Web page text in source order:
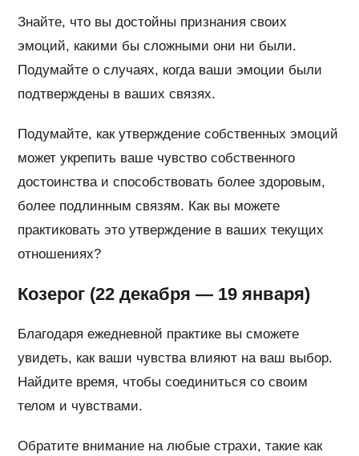
Знайте, что вы достойны признания своих
эмоций, какими бы сложными они ни были.
Подумайте о случаях, когда ваши эмоции были
подтверждены в ваших связях.
Подумайте, как утверждение собственных эмоций
может укрепить ваше чувство собственного
достоинства и способствовать более здоровым,
более подлинным связям. Как вы можете
практиковать это утверждение в ваших текущих
отношениях?
Козерог (22 декабря — 19 января)
Благодаря ежедневной практике вы сможете
увидеть, как ваши чувства влияют на ваш выбор.
Найдите время, чтобы соединиться со своим
телом и чувствами.
Обратите внимание на любые страхи, такие как